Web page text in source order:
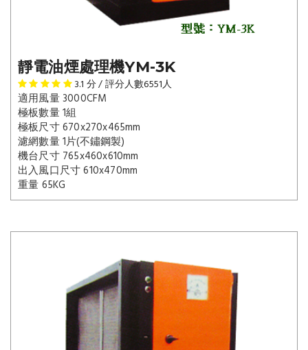
靜電油煙處理機YM-3K
3.1 分 / 評分人數6551人
適用風量 3000CFM
極板數量 1組
極板尺寸 670x270x465mm
濾網數量 1片(不鏽鋼製)
機台尺寸 765x460x610mm
出入風口尺寸 610x470mm
重量 65KG